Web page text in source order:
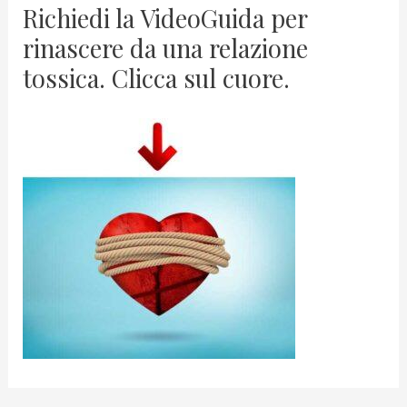
Richiedi la VideoGuida per
rinascere da una relazione
tossica. Clicca sul cuore.